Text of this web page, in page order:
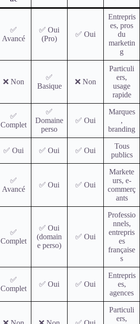
✅
Avancé
✅ Oui
(Pro)
✅ Oui
Entrepris
es, pros
du
marketin
g
❌ Non
✅
Basique
❌ Non
Particuli
ers,
usage
rapide
✅
Complet
✅
Domaine
perso
✅ Oui
Marques
,
branding
✅ Oui ✅ Oui ✅ Oui
Tous
publics
✅
Avancé
✅ Oui ✅ Oui
Markete
urs, e-
commerç
ants
✅
Complet
✅ Oui
(domain
e perso)
✅ Oui
Professio
nnels,
entrepris
es
française
s
✅
Complet
✅ Oui ✅ Oui
Entrepris
es,
agences
Particuli
ers,